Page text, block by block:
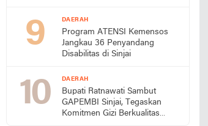
DAERAH
Program ATENSI Kemensos
Jangkau 36 Penyandang
Disabilitas di Sinjai
DAERAH
Bupati Ratnawati Sambut
GAPEMBI Sinjai, Tegaskan
Komitmen Gizi Berkualitas